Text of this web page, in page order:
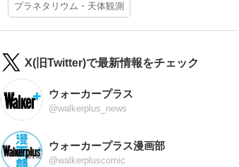
プラネタリウム・天体観測
X(旧Twitter)で最新情報をチェック
ウォーカープラス
@walkerplus_news
ウォーカープラス漫画部
@walkerpluscomic